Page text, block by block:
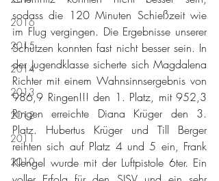
2016
2015
2014
2013
2012
2011
2010
sodass die 120 Minuten Schießzeit wie
im Flug vergingen. Die Ergebnisse unserer
Schützen konnten fast nicht besser sein. In
der Jugendklasse sicherte sich Magdalena
Richter mit einem Wahnsinnsergebnis von
986,9 Ringen!!! den 1. Platz, mit 952,3
Ringen erreichte Diana Krüger den 3.
Platz. Hubertus Krüger und Till Berger
reihten sich auf Platz 4 und 5 ein, Frank
Klengel wurde mit der Luftpistole 6ter. Ein